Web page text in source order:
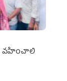
వహించాలి